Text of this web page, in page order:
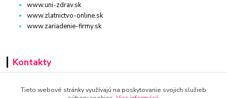
www.uni-zdrav.sk
www.zlatnictvo-online.sk
www.zariadenie-firmy.sk
Kontakty
+421 940 949 000
Tieto webové stránky využívajú na poskytovanie svojich služieb